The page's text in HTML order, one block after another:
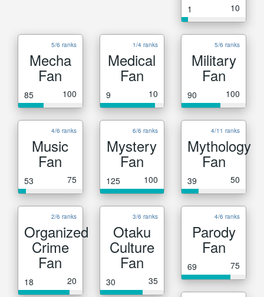
1 10
5/6 ranks
Mecha
Fan
85 100
1/4 ranks
Medical
Fan
9 10
5/6 ranks
Military
Fan
90 100
4/6 ranks
Music
Fan
53 75
6/6 ranks
Mystery
Fan
125 100
4/11 ranks
Mythology
Fan
39 50
2/6 ranks
Organized
Crime
Fan
18 20
3/6 ranks
Otaku
Culture
Fan
30 35
4/6 ranks
Parody
Fan
69 75